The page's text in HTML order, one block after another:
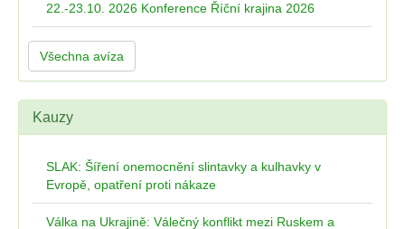
22.-23.10. 2026 Konference Říční krajina 2026
Všechna avíza
Kauzy
SLAK: Šíření onemocnění slintavky a kulhavky v
Evropě, opatření proti nákaze
Válka na Ukrajině: Válečný konflikt mezi Ruskem a